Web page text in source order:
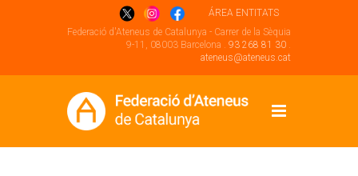
ÁREA ENTITATS
Federació d'Ateneus de Catalunya - Carrer de la Sèquia
9-11, 08003 Barcelona . 93 268 81 30 .
ateneus@ateneus.cat